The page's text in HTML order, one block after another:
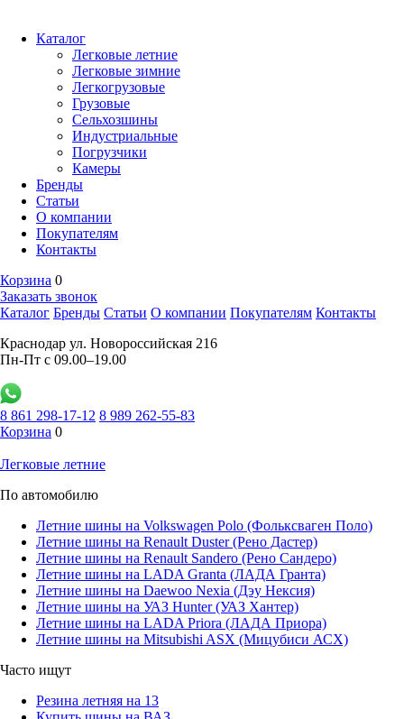
Каталог
Легковые летние
Легковые зимние
Легкогрузовые
Грузовые
Сельхозшины
Индустриальные
Погрузчики
Камеры
Бренды
Статьи
О компании
Покупателям
Контакты
Корзина 0
Заказать звонок
Каталог Бренды Статьи О компании Покупателям Контакты
Краснодар ул. Новороссийская 216
Пн-Пт с 09.00–19.00
8 861 298-17-12 8 989 262-55-83
Корзина 0
Легковые летние
По автомобилю
Летние шины на Volkswagen Polo (Фольксваген Поло)
Летние шины на Renault Duster (Рено Дастер)
Летние шины на Renault Sandero (Рено Сандеро)
Летние шины на LADA Granta (ЛАДА Гранта)
Летние шины на Daewoo Nexia (Дэу Нексия)
Летние шины на УАЗ Hunter (УАЗ Хантер)
Летние шины на LADA Priora (ЛАДА Приора)
Летние шины на Mitsubishi ASX (Мицубиси АСХ)
Часто ищут
Резина летняя на 13